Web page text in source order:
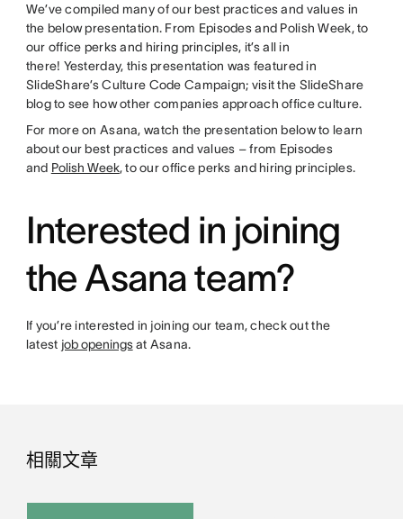
We’ve compiled many of our best practices and values in
the below presentation. From Episodes and Polish Week, to
our office perks and hiring principles, it’s all in
there! Yesterday, this presentation was featured in
SlideShare’s Culture Code Campaign; visit the SlideShare
blog to see how other companies approach office culture.
For more on Asana, watch the presentation below to learn
about our best practices and values – from Episodes
and Polish Week, to our office perks and hiring principles.
Interested in joining
the Asana team?
If you’re interested in joining our team, check out the
latest job openingsat Asana.
相關文章